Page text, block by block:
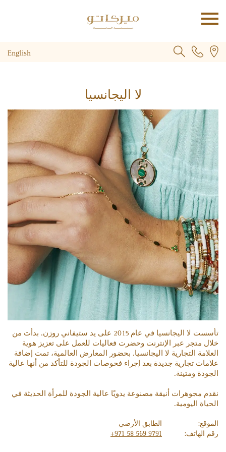
English
لا اليجانسيا
تأسست لا اليجانسيا في عام 2015 على يد ستيفاني روزن. بدأت من
خلال متجر عبر الإنترنت وحضرت فعاليات للعمل على تعزيز هوية
العلامة التجارية لا اليجانسيا. بحضور المعارض العالمية، تمت إضافة
علامات تجارية جديدة بعد إجراء فحوصات الجودة للتأكد من أنها عالية
الجودة ومتينة.
نقدم مجوهرات أنيقة مصنوعة يدويًا عالية الجودة للمرأة الحديثة في
الحياة اليومية.
الموقع:
الطابق الأرضي
رقم الهاتف:
+971 58 569 9791